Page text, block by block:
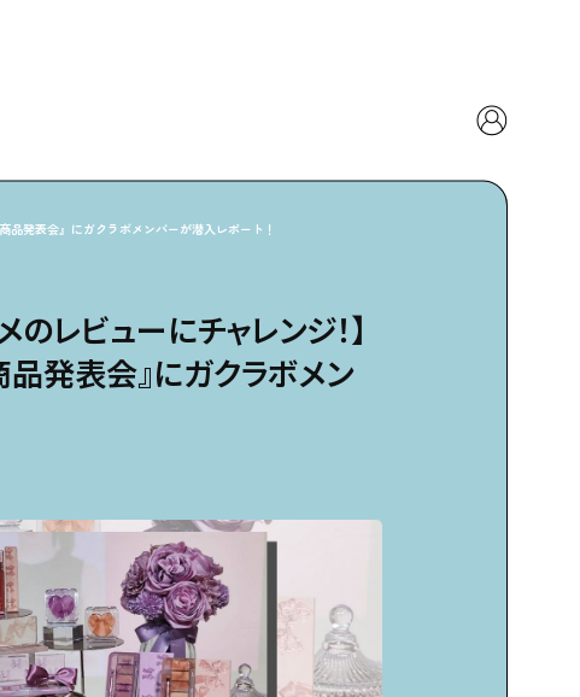
品発表会』にガクラボメンバーが潜入レポート！
レビューにチャレンジ！】
発表会』にガクラボメン